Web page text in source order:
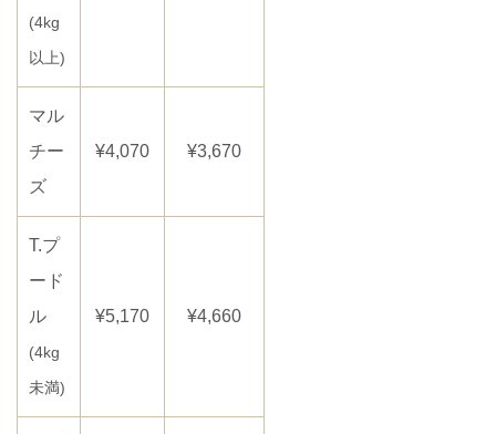
(4kg
以上)
マル
チー
ズ
¥4,070 ¥3,670
T.プ
ード
ル
(4kg
未満)
¥5,170 ¥4,660